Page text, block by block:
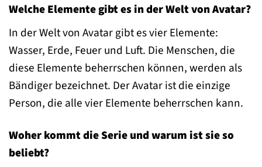
Welche Elemente gibt es in der Welt von Avatar?
In der Welt von Avatar gibt es vier Elemente:
Wasser, Erde, Feuer und Luft. Die Menschen, die
diese Elemente beherrschen können, werden als
Bändiger bezeichnet. Der Avatar ist die einzige
Person, die alle vier Elemente beherrschen kann.
Woher kommt die Serie und warum ist sie so
beliebt?